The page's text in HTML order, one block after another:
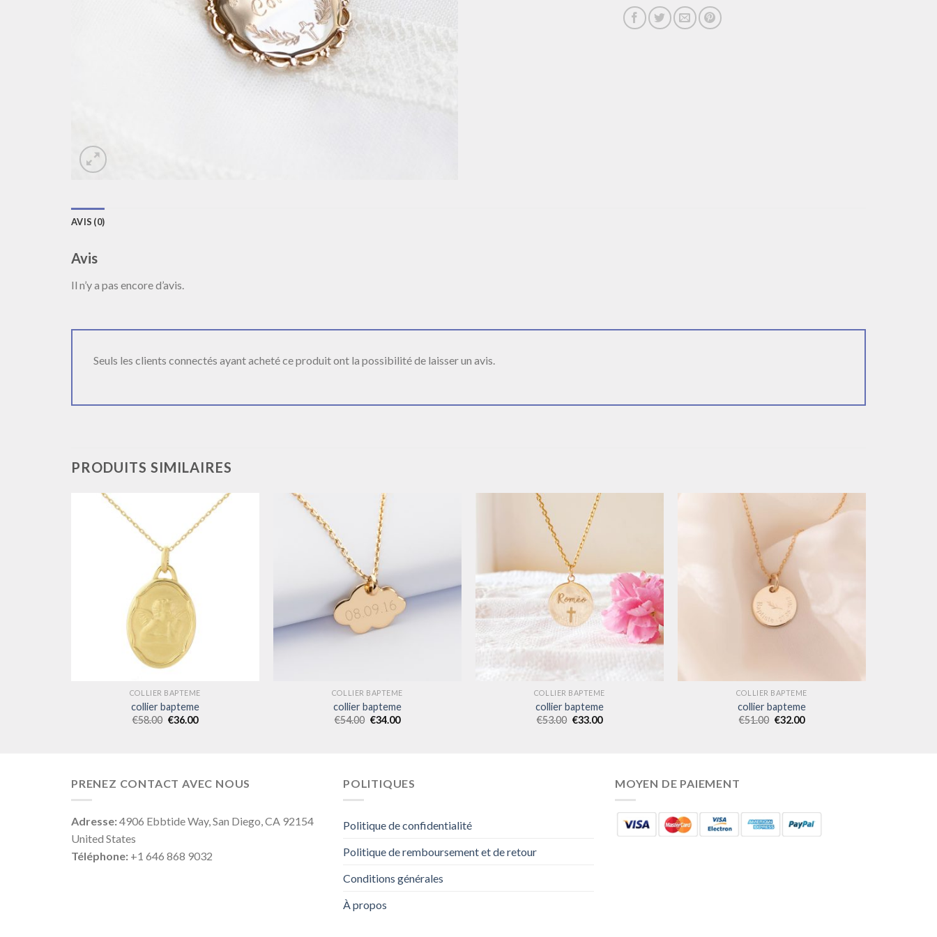
AVIS (0)
Avis
Il n’y a pas encore d’avis.
Seuls les clients connectés ayant acheté ce produit ont la possibilité de laisser un avis.
PRODUITS SIMILAIRES
COLLIER BAPTEME
collier bapteme
€58.00 €36.00
COLLIER BAPTEME
collier bapteme
€54.00 €34.00
COLLIER BAPTEME
collier bapteme
€53.00 €33.00
COLLIER BAPTEME
collier bapteme
€51.00 €32.00
PRENEZ CONTACT AVEC NOUS
Adresse:4906 Ebbtide Way, San Diego, CA 92154
United States
Téléphone: +1 646 868 9032
POLITIQUES
Politique de confidentialité
Politique de remboursement et de retour
Conditions générales
À propos
MOYEN DE PAIEMENT